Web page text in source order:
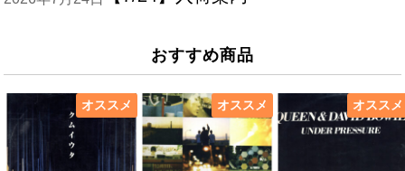
おすすめ商品
オススメ オススメ オススメ